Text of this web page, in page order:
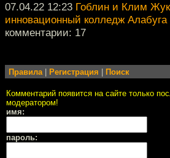
07.04.22 12:23 Гоблин и Клим
инновационный колледж
комментарии: 17
Правила| Регистрация Поиск
Комментарий появится на сайте только
модератором!
имя:
пароль: